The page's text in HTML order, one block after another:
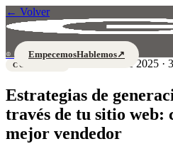
← Volver
® EmpecemosHablemos↗
CONSEJOS 23 de abril de 2025 ·
Estrategias de
través de tu sitio web:
mejor vendedor